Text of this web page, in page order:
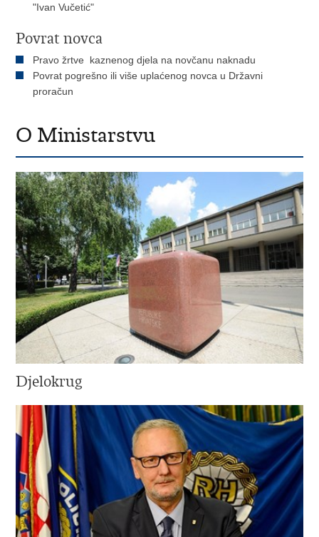
"Ivan Vučetić"
Povrat novca
Pravo žrtve kaznenog djela na novčanu naknadu
Povrat pogrešno ili više uplaćenog novca u Državni
proračun
O Ministarstvu
Djelokrug